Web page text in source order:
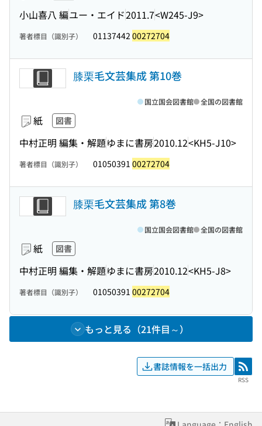
小山喜八 編ユー・エイド2011.7<W245-J9>
著者標目（識別子） 01137442 00272704
膝栗毛文芸集成 第10巻
紙 図書
中村正明 編集・解題ゆまに書房2010.12<KH5-J10>
国立国会図書館 全国の図書館
著者標目（識別子） 01050391 00272704
膝栗毛文芸集成 第8巻
紙 図書
中村正明 編集・解題ゆまに書房2010.12<KH5-J8>
国立国会図書館 全国の図書館
著者標目（識別子） 01050391 00272704
もっと見る（21件目～）
書誌情報を一括出力 RSS
RSS